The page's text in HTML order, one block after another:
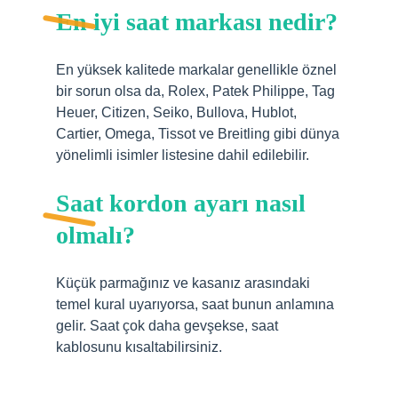
En iyi saat markası nedir?
En yüksek kalitede markalar genellikle öznel
bir sorun olsa da, Rolex, Patek Philippe, Tag
Heuer, Citizen, Seiko, Bullova, Hublot,
Cartier, Omega, Tissot ve Breitling gibi dünya
yönelimli isimler listesine dahil edilebilir.
Saat kordon ayarı nasıl
olmalı?
Küçük parmağınız ve kasanız arasındaki
temel kural uyarıyorsa, saat bunun anlamına
gelir. Saat çok daha gevşekse, saat
kablosunu kısaltabilirsiniz.